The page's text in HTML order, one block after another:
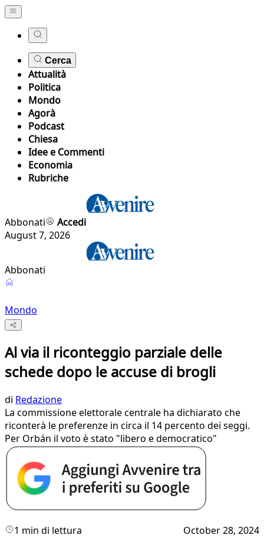
Cerca
Attualità
Politica
Mondo
Agorà
Podcast
Chiesa
Idee e Commenti
Economia
Rubriche
Abbonati
Accedi
August 7, 2026
Abbonati
Mondo
Al via il riconteggio parziale delle
schede dopo le accuse di brogli
di Redazione
La commissione elettorale centrale ha dichiarato che
riconterà le preferenze in circa il 14 percento dei seggi.
Per Orbán il voto è stato "libero e democratico"
1 min di lettura October 28, 2024